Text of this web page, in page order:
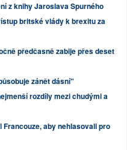
z knihy Jaroslava Spurného
britské vlády k brexitu za
předčasně zabije přes deset
zánět dásní"
rozdíly mezi chudými a
aby nehlasovali pro